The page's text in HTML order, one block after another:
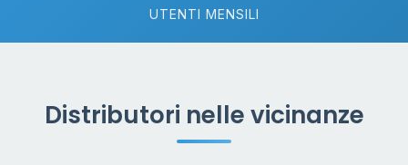
UTENTI MENSILI
Distributori nelle vicinanze